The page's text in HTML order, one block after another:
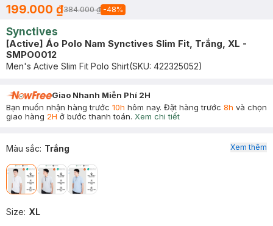
199.000 ₫384.000 ₫ -48%
Synctives
[Active] Áo Polo Nam Synctives Slim Fit, Trắng, XL -
SMPO0012
Men's Active Slim Fit Polo Shirt(SKU: 422325052)
Giao Nhanh Miễn Phí 2H
Bạn muốn nhận hàng trước 10h hôm nay. Đặt hàng trước 8h và chọn
giao hàng 2H ở bước thanh toán. Xem chi tiết
Màu sắc: Trắng
Size: XL
Xem thêm